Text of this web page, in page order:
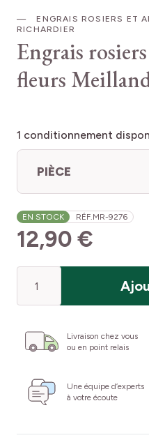
ENGRAIS ROSIERS ET
RICHARDIER
Engrais
fleurs
1 conditionnement
PIÈCE
EN STOCK RÉF.MR-9276
12,90 €
Livraison chez vous
ou en point relais
Une équipe d’experts
à votre écoute